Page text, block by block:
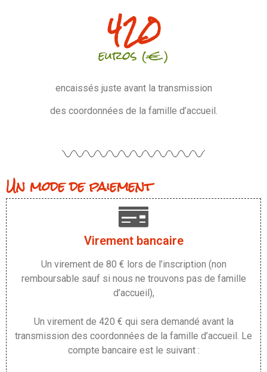
euros (€)
420
encaissés juste avant la transmission
des coordonnées de la famille d’accueil.
Un mode de paiement
Virement bancaire
Un virement de 80 € lors de l’inscription (non
remboursable sauf si nous ne trouvons pas de famille
d’accueil),
Un virement de 420 € qui sera demandé avant la
transmission des coordonnées de la famille d’accueil. Le
compte bancaire est le suivant :